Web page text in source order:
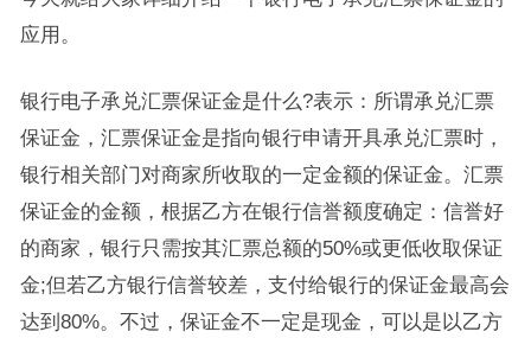
应用。
银行电子承兑汇票保证金是什么?表示：所谓承兑汇票
保证金，汇票保证金是指向银行申请开具承兑汇票时，
银行相关部门对商家所收取的一定金额的保证金。汇票
保证金的金额，根据乙方在银行信誉额度确定：信誉好
的商家，银行只需按其汇票总额的50%或更低收取保证
金;但若乙方银行信誉较差，支付给银行的保证金最高会
达到80%。不过，保证金不一定是现金，可以是以乙方